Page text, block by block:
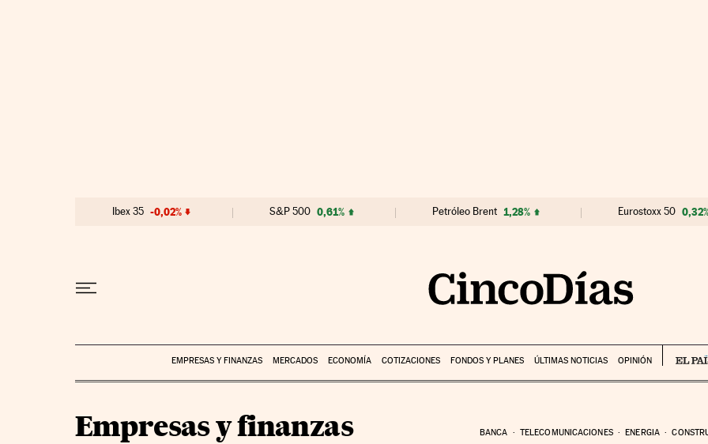
Ibex 35 -0,02% S&P 500 0,61% Petróleo Brent 1,28% Eurostoxx 50
EMPRESAS Y FINANZAS MERCADOS ECONOMÍA COTIZACIONES FONDOS Y PLANES ÚLTIMAS NOTICIAS OPINIÓN
Empresas y finanzas BANCA TELECOMUNICACIONES ENERGIA